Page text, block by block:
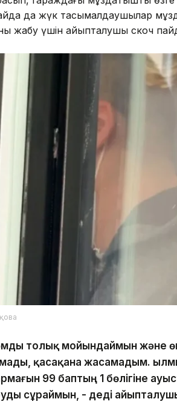
да жүк тасымалдаушылар
жабу үшін айыпталушы скоч
толық мойындаймын және
қасақана жасамадым.
99 баптың 1 бөлігіне
сұраймын, - деді